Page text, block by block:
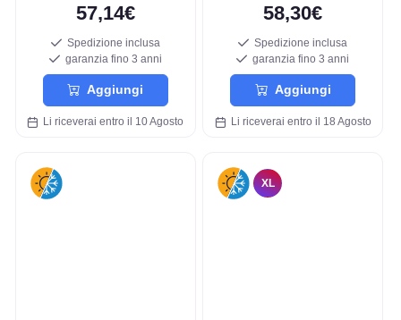
57,14€
Spedizione inclusa
garanzia fino 3 anni
Aggiungi
Li riceverai entro il 10 Agosto
58,30€
Spedizione inclusa
garanzia fino 3 anni
Aggiungi
Li riceverai entro il 18 Agosto
XL